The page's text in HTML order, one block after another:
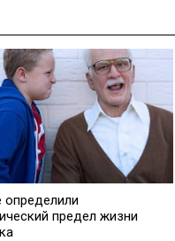
определили
предел жизни